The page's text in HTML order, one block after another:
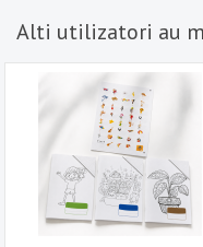
Alti utilizatori au